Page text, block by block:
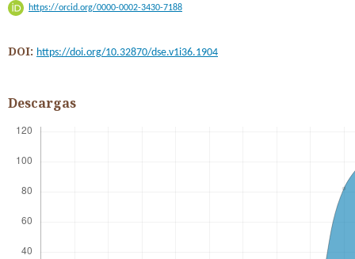
https://orcid.org/0000-0002-3430-7188
DOI: https://doi.org/10.32870/dse.v1i36.1904
Descargas